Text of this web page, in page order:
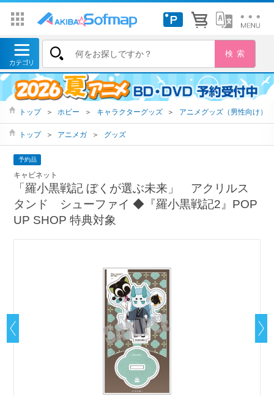
トップ ＞ ホビー ＞ キャラクターグッズ ＞ アニメグッズ（男性向け）
トップ ＞ アニメガ ＞ グッズ
予約品
キャビネット
「羅小黒戦記 ぼくが選ぶ未来」 アクリルス
タンド シューファイ ◆『羅小黒戦記2』POP
UP SHOP 特典対象